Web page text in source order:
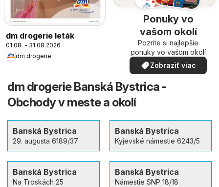
dm drogerie leták
01.08. - 31.08.2026
dm drogerie
Ponuky vo
vašom okolí
Pozrite si najlepšie
ponuky vo vašom okolí
Zobraziť viac
dm drogerie Banská Bystrica -
Obchody v meste a okolí
Banská Bystrica
29. augusta 6189/37
Banská Bystrica
Kyjevské námestie 6243/5
Banská Bystrica
Na Troskách 25
Banská Bystrica
Námestie SNP 18/18